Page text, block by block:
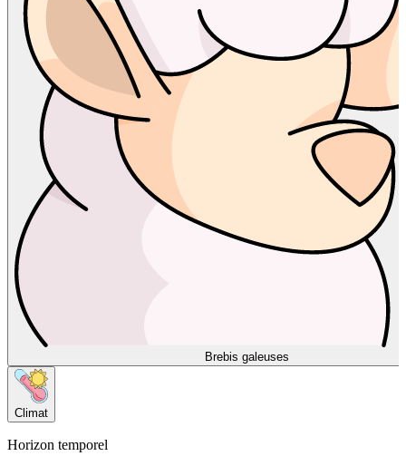
Brebis galeuses
Climat
Horizon temporel